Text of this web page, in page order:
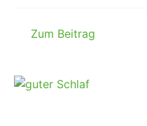
Zum Beitrag